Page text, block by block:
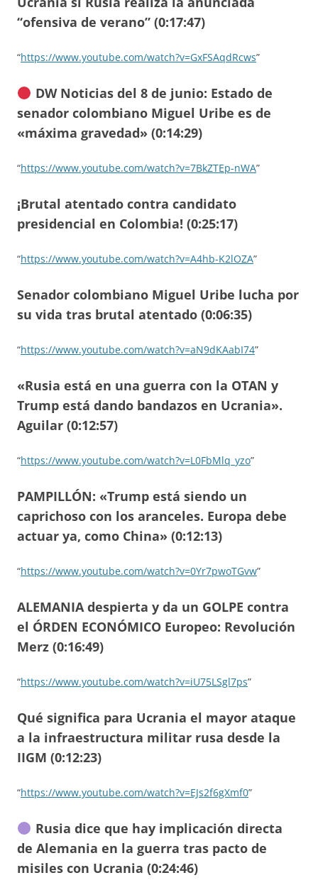
“ofensiva de verano” (0:17:47)
“https://www.youtube.com/watch?v=GxFSAqdRcws”
DW Noticias del 8 de junio: Estado de
senador colombiano Miguel Uribe es de
«máxima gravedad» (0:14:29)
“https://www.youtube.com/watch?v=7BkZTEp-nWA”
¡Brutal atentado contra candidato
presidencial en Colombia! (0:25:17)
“https://www.youtube.com/watch?v=A4hb-K2lOZA”
Senador colombiano Miguel Uribe lucha por
su vida tras brutal atentado (0:06:35)
“https://www.youtube.com/watch?v=aN9dKAabI74”
«Rusia está en una guerra con la OTAN y
Trump está dando bandazos en Ucrania».
Aguilar (0:12:57)
“https://www.youtube.com/watch?v=L0FbMlq_yzo”
PAMPILLÓN: «Trump está siendo un
caprichoso con los aranceles. Europa debe
actuar ya, como China» (0:12:13)
“https://www.youtube.com/watch?v=0Yr7pwoTGvw”
ALEMANIA despierta y da un GOLPE contra
el ÓRDEN ECONÓMICO Europeo: Revolución
Merz (0:16:49)
“https://www.youtube.com/watch?v=iU75LSgl7ps”
Qué significa para Ucrania el mayor ataque
a la infraestructura militar rusa desde la
IIGM (0:12:23)
“https://www.youtube.com/watch?v=EJs2f6gXmf0”
Rusia dice que hay implicación directa
de Alemania en la guerra tras pacto de
misiles con Ucrania (0:24:46)